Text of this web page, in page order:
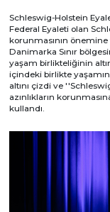
Schleswig-Holstein
Federal Eyaleti olan
korunmasının
Danimarka Sınır
yaşam birlikteliğinin
içindeki birlikte
altını çizdi ve
azınlıkların
kullandı.